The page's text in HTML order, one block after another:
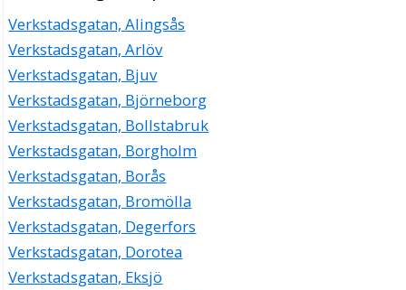
Verkstadsgatan, Alingsås
Verkstadsgatan, Arlöv
Verkstadsgatan, Bjuv
Verkstadsgatan, Björneborg
Verkstadsgatan, Bollstabruk
Verkstadsgatan, Borgholm
Verkstadsgatan, Borås
Verkstadsgatan, Bromölla
Verkstadsgatan, Degerfors
Verkstadsgatan, Dorotea
Verkstadsgatan, Eksjö